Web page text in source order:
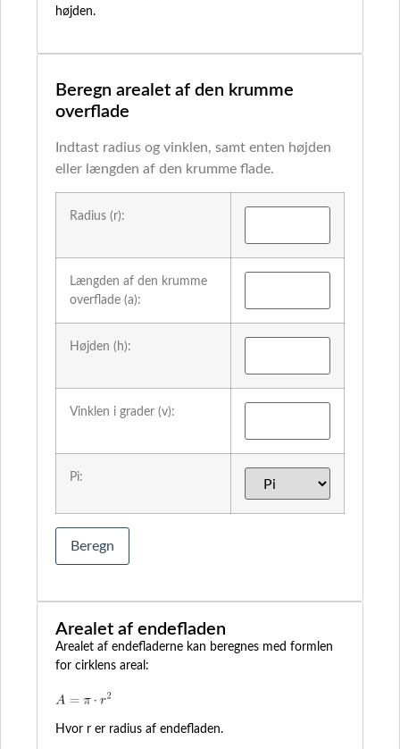
højden.
Beregn arealet af den krumme
overflade
Indtast radius og vinklen, samt enten højden
eller længden af den krumme flade.
Radius (r):
Længden af den krumme
overflade (a):
Højden (h):
Vinklen i grader (v):
Pi:
Beregn
Arealet af endefladen
Arealet af endefladerne kan beregnes med formlen
for cirklens areal:
Hvor r er radius af endefladen.